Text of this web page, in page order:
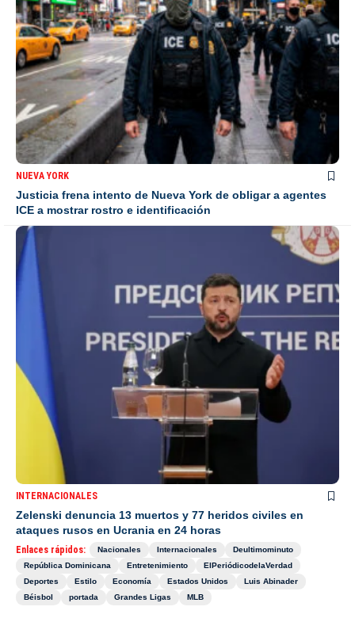
NUEVA YORK
Justicia frena intento de Nueva York de obligar a agentes
ICE a mostrar rostro e identificación
INTERNACIONALES
Zelenski denuncia 13 muertos y 77 heridos civiles en
ataques rusos en Ucrania en 24 horas
Enlaces rápidos: Nacionales Internacionales
Deultimominuto
República Dominicana
Entretenimiento
ElPeriódicodelaVerdad
Deportes
Estilo Economía Estados Unidos
Luis Abinader
Béisbol
portada Grandes Ligas MLB